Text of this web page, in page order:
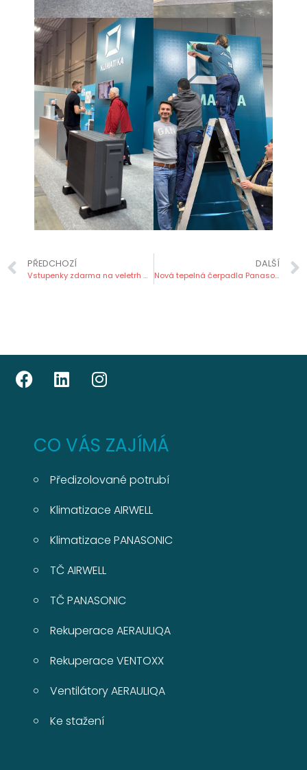
PŘEDCHOZÍ
Vstupenky zdarma na veletrh Aquatherm
DALŠÍ
Nová tepelná čerpadla Panasonic Aquarea T-CAP řady M
CO VÁS ZAJÍMÁ
Předizolované potrubí
Klimatizace AIRWELL
Klimatizace PANASONIC
TČ AIRWELL
TČ PANASONIC
Rekuperace AERAULIQA
Rekuperace VENTOXX
Ventilátory AERAULIQA
Ke stažení